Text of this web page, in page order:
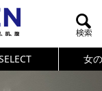
女